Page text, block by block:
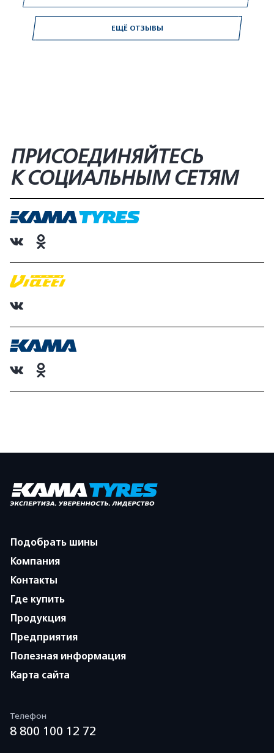
ЕЩЁ ОТЗЫВЫ
ПРИСОЕДИНЯЙТЕСЬ
К СОЦИАЛЬНЫМ СЕТЯМ
Подобрать шины
Компания
Контакты
Где купить
Продукция
Предприятия
Полезная информация
Карта сайта
Телефон
8 800 100 12 72